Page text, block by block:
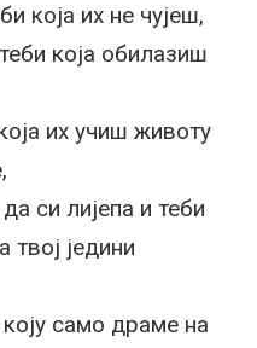
која их не чујеш,
која обилазиш
их учиш животу
си лијепа и теби
једини
само драме на